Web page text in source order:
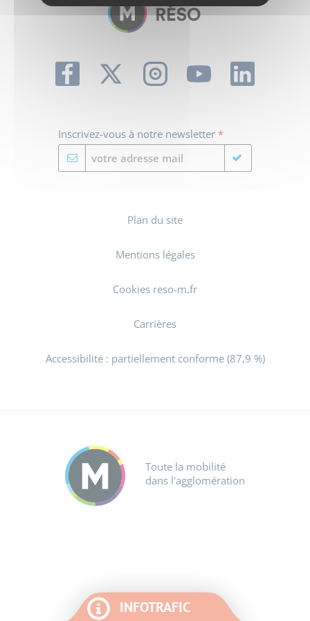
INFOTRAFIC
Inscrivez-vous à notre newsletter *
Plan du site
Mentions légales
Cookies reso-m.fr
Carrières
Accessibilité : partiellement conforme (87,9 %)
Toute la mobilité
dans l'agglomération